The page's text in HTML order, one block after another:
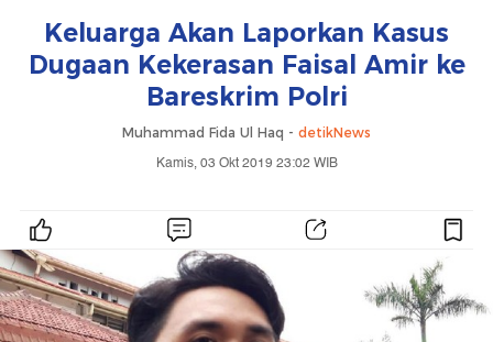
Keluarga Akan Laporkan Kasus
Dugaan Kekerasan Faisal Amir ke
Bareskrim Polri
Muhammad Fida Ul Haq - detikNews
Kamis, 03 Okt 2019 23:02 WIB